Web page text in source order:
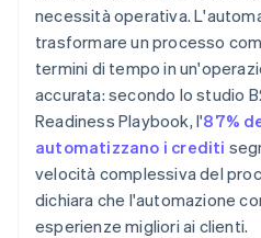
necessità operativa.
trasformare un processo
termini di tempo in
accurata: secondo lo studio
Readiness Playbook, l'87%
automatizzano i crediti
velocità complessiva del
dichiara che l'automazione
esperienze migliori ai clienti.